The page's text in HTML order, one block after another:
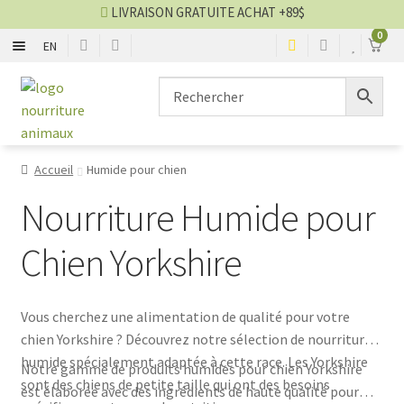
EN
0
Aller
à
la
Aller
au
contenu
LIVRAISON GRATUITE ACHAT +89$
Nourriture sèche chien
Nourriture humide chien
Nourriture humide chat
Blog nourriture
Accueil Humide pour chien
Nourriture Humide pour
Chien Yorkshire
Vous cherchez une alimentation de qualité pour votre
chien Yorkshire ? Découvrez notre sélection de nourriture
humide spécialement adaptée à cette race. Les Yorkshire
sont des chiens de petite taille qui ont des besoins
Notre gamme de produits humides pour chien Yorkshire
est élaborée avec des ingrédients de haute qualité pour